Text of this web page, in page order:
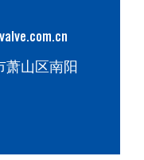
萧山区南阳